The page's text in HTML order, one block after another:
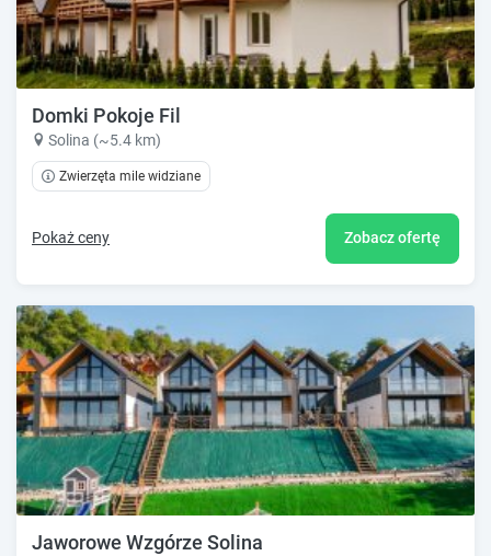
Domki Pokoje Fil
Solina (~5.4 km)
Zwierzęta mile widziane
Pokaż ceny Zobacz ofertę
Jaworowe Wzgórze Solina